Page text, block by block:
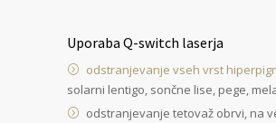
Uporaba Q-switch laserja
odstranjevanje vseh vrst
solarni lentigo, sončne lise, pege,
odstranjevanje tetovaž obrvi, na